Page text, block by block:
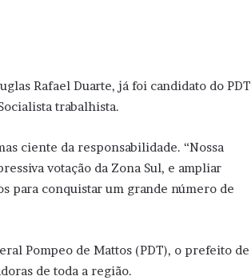
Rafael Duarte, já foi candidato do PDT
trabalhista.
ciente da responsabilidade. “Nossa
votação da Zona Sul, e ampliar
para conquistar um grande número de
Pompeo de Mattos (PDT), o prefeito de
de toda a região.